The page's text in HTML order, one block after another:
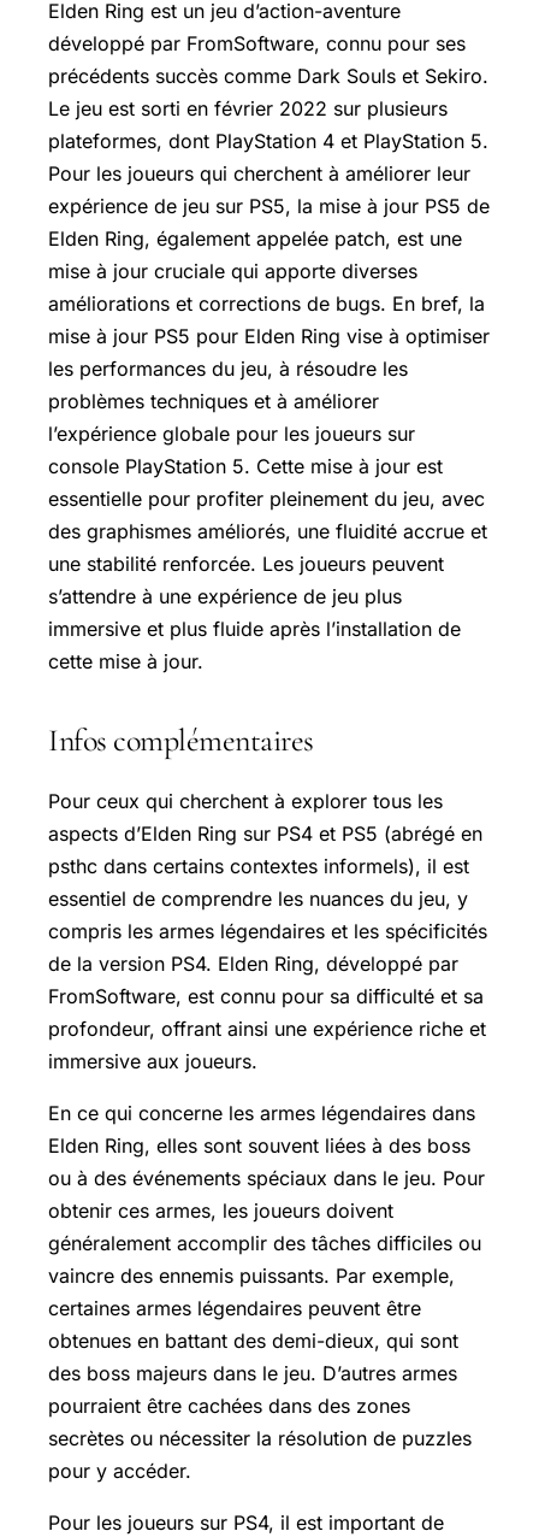
Elden Ring est un jeu d’action-aventure
développé par FromSoftware, connu pour ses
précédents succès comme Dark Souls et Sekiro.
Le jeu est sorti en février 2022 sur plusieurs
plateformes, dont PlayStation 4 et PlayStation 5.
Pour les joueurs qui cherchent à améliorer leur
expérience de jeu sur PS5, la mise à jour PS5 de
Elden Ring, également appelée patch, est une
mise à jour cruciale qui apporte diverses
améliorations et corrections de bugs. En bref, la
mise à jour PS5 pour Elden Ring vise à optimiser
les performances du jeu, à résoudre les
problèmes techniques et à améliorer
l’expérience globale pour les joueurs sur
console PlayStation 5. Cette mise à jour est
essentielle pour profiter pleinement du jeu, avec
des graphismes améliorés, une fluidité accrue et
une stabilité renforcée. Les joueurs peuvent
s’attendre à une expérience de jeu plus
immersive et plus fluide après l’installation de
cette mise à jour.
Infos complémentaires
Pour ceux qui cherchent à explorer tous les
aspects d’Elden Ring sur PS4 et PS5 (abrégé en
psthc dans certains contextes informels), il est
essentiel de comprendre les nuances du jeu, y
compris les armes légendaires et les spécificités
de la version PS4. Elden Ring, développé par
FromSoftware, est connu pour sa difficulté et sa
profondeur, offrant ainsi une expérience riche et
immersive aux joueurs.
En ce qui concerne les armes légendaires dans
Elden Ring, elles sont souvent liées à des boss
ou à des événements spéciaux dans le jeu. Pour
obtenir ces armes, les joueurs doivent
généralement accomplir des tâches difficiles ou
vaincre des ennemis puissants. Par exemple,
certaines armes légendaires peuvent être
obtenues en battant des demi-dieux, qui sont
des boss majeurs dans le jeu. D’autres armes
pourraient être cachées dans des zones
secrètes ou nécessiter la résolution de puzzles
pour y accéder.
Pour les joueurs sur PS4, il est important de